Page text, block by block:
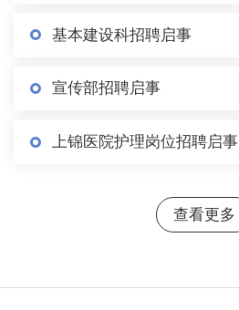
基本建设科招聘启事
宣传部招聘启事
上锦医院护理岗位招聘启事
查看更多